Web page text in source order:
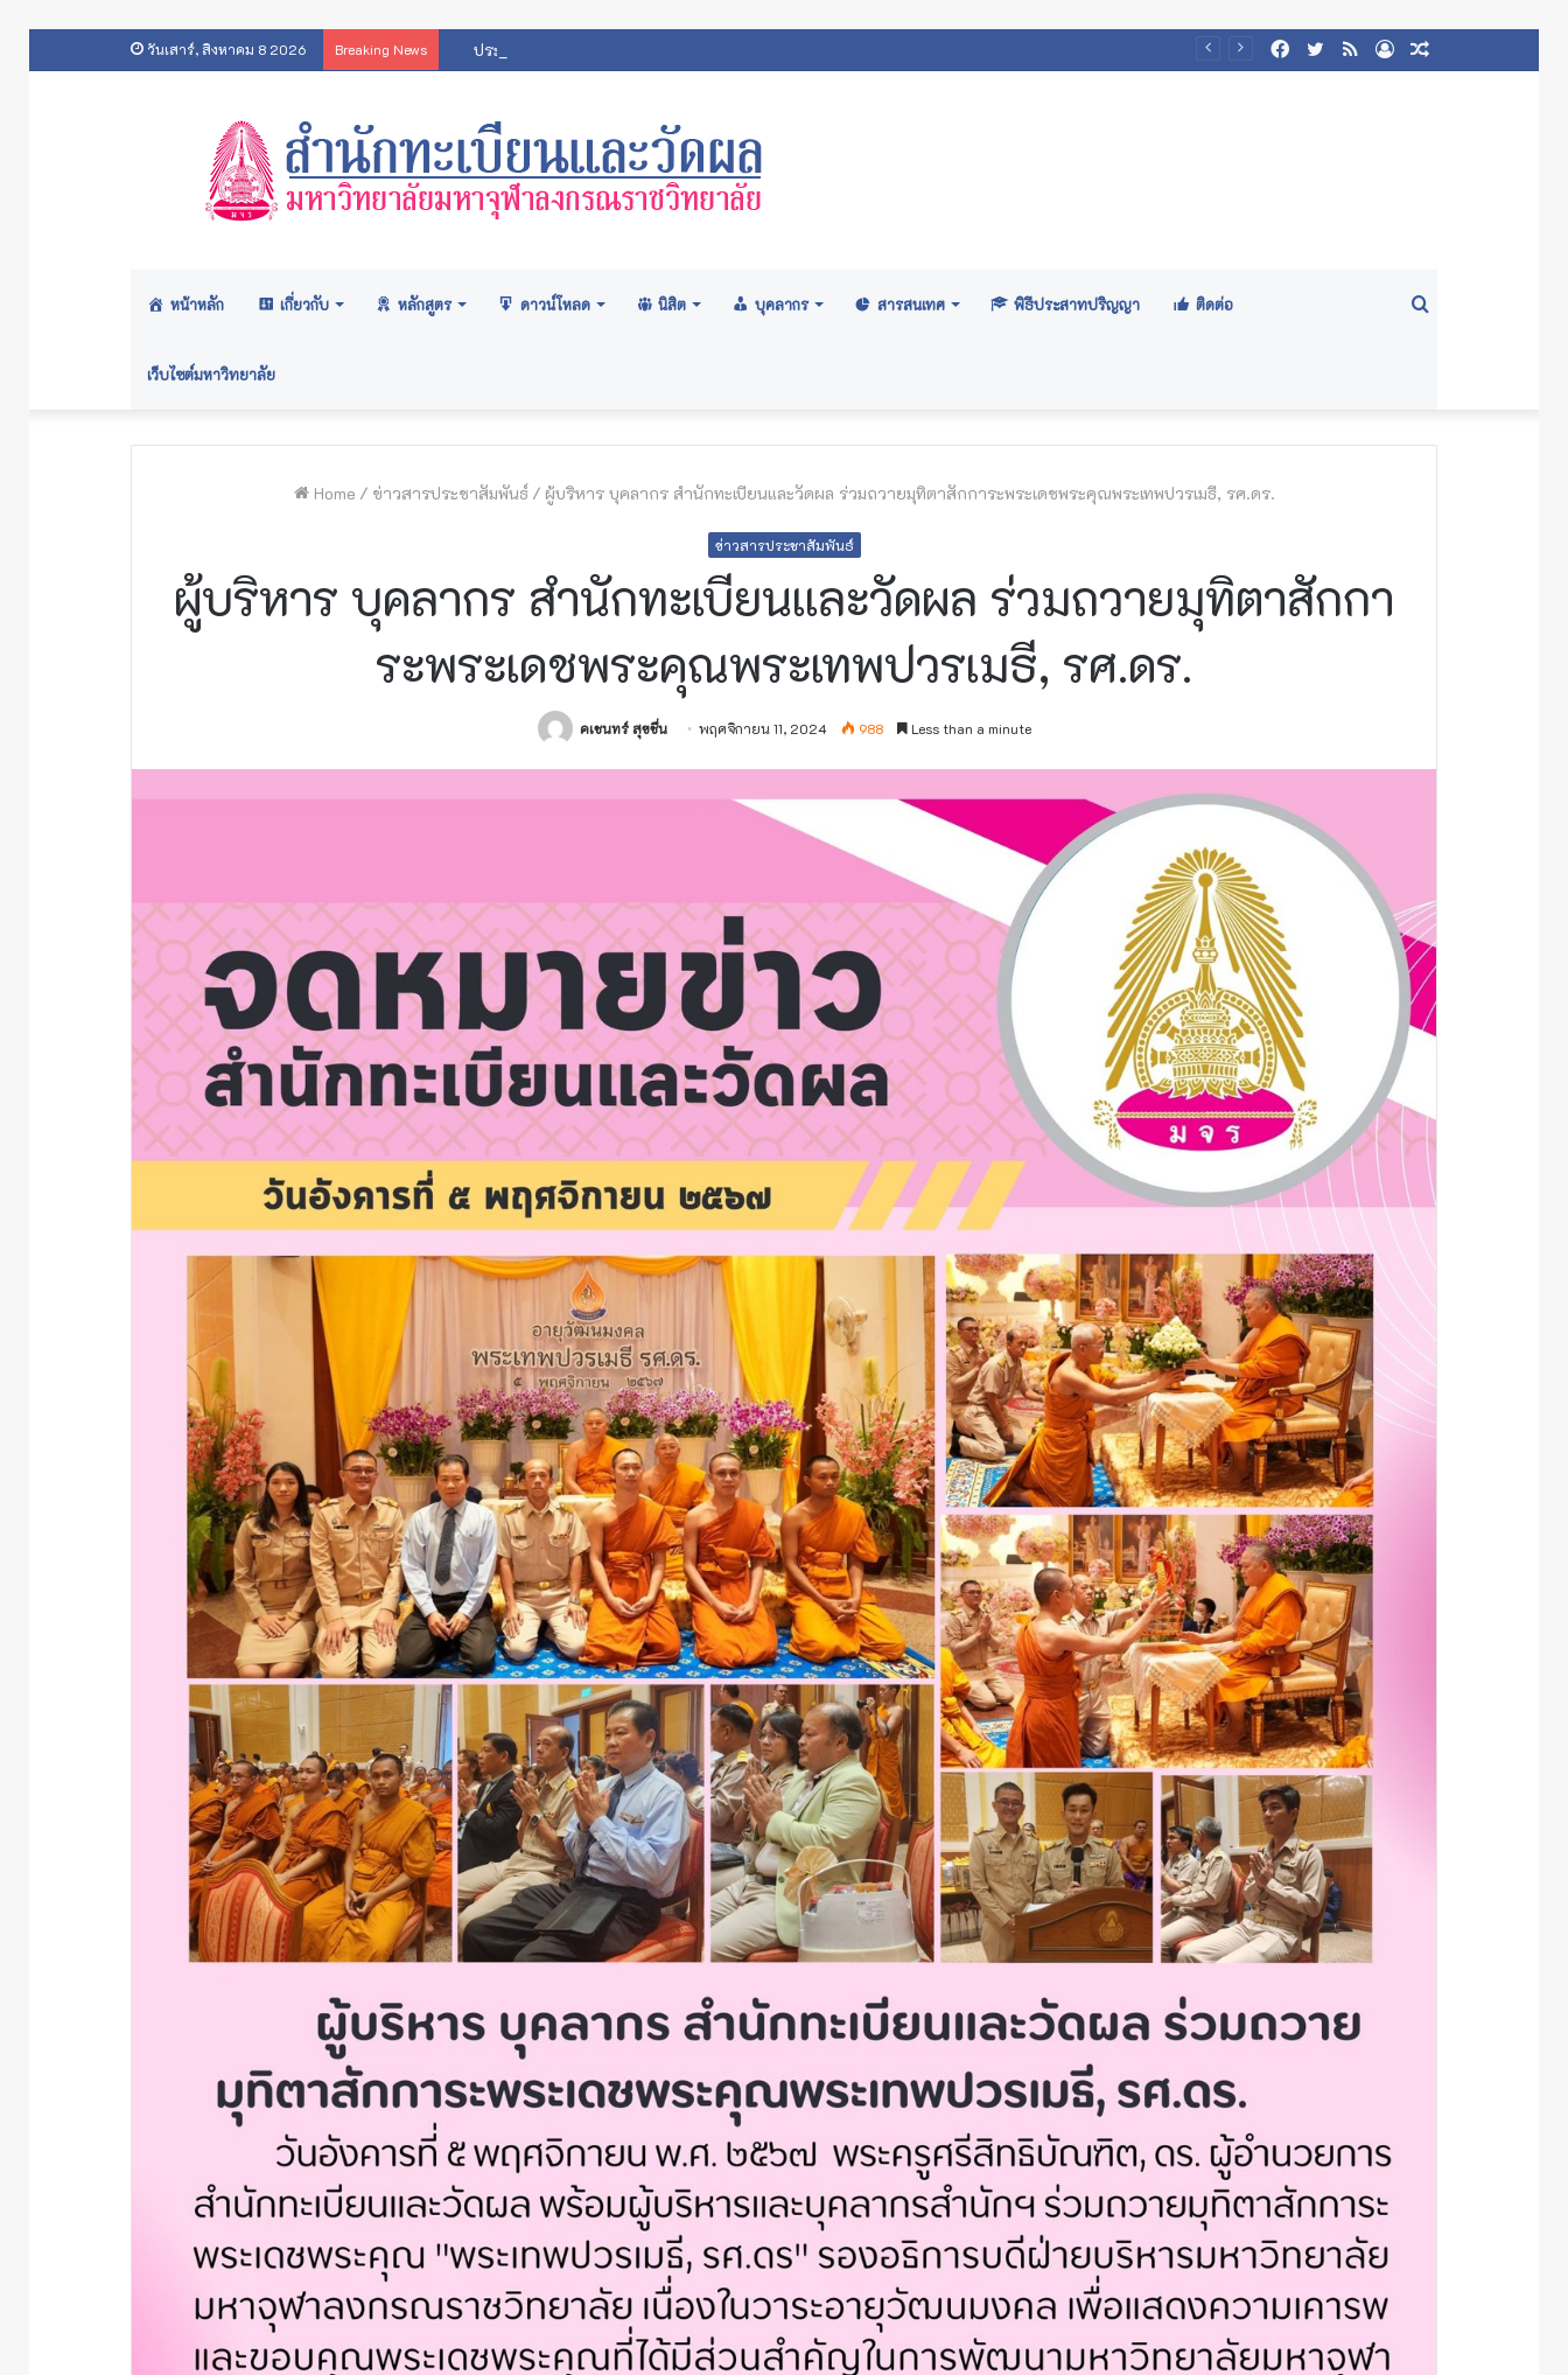
วันเสาร์, สิงหาคม 8 2026 Breaking News ประกาศสภามหาวิทยาลัย: อนุมัติปริญญา ระดับปริญญาตรี รุ่นที่ ๗๑ (ครั้งที่ ๒/๒๕๖๙)
Log
RSS
Twitter
Facebook
หน้าหลัก เกี่ยวกับ หลักสูตร ดาวน์โหลด นิสิต บุคลากร สารสนเทศ พิธีประสาทปริญญา ติดต่อ
เว็บไซต์มหาวิทยาลัย
Home / ข่าวสารประชาสัมพันธ์ / ผู้บริหาร บุคลากร สำนักทะเบียนและวัดผล ร่วมถวายมุทิตาสักการะพระเดชพระคุณพระเทพปวรเมธี, รศ.ดร.
ข่าวสารประชาสัมพันธ์
ผู้บริหาร บุคลากร สำนักทะเบียนและวัดผล ร่วมถวายมุทิตาสักกา
ระพระเดชพระคุณพระเทพปวรเมธี, รศ.ดร.
คเชนทร์ สุขชื่น พฤศจิกายน 11, 2024 988 Less than a minute